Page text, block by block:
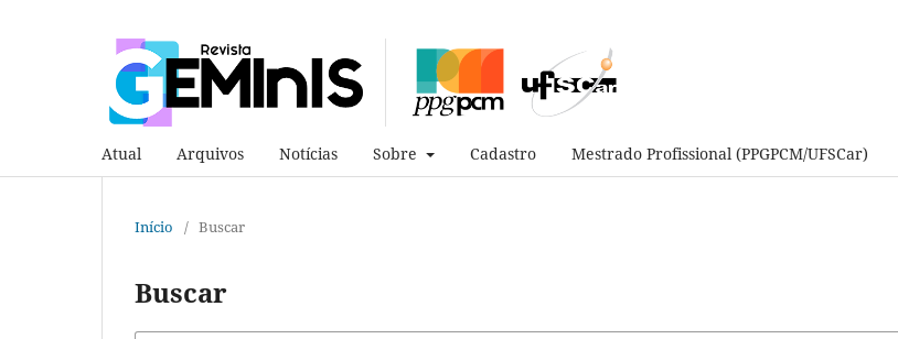
Atual Arquivos Notícias Sobre Cadastro Mestrado Profissional (PPGPCM/UFSCar)
Início / Buscar
Buscar